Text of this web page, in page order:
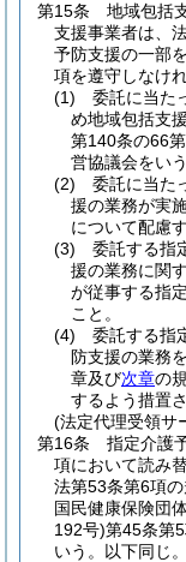
第15条
地域包括
支援事業者は、
予防支援の一部
項を遵守しなけ
(1)
委託に当た
め地域包括支
第140条の66
営協議会をい
(2)
委託に当た
援の業務が実
について配慮
(3)
委託する指
援の業務に関
が従事する指
こと。
(4)
委託する指
防支援の業務
章及び次章の
するよう措置
(法定代理受領サ
第16条
指定介護
項において読み
法第53条第6項
国民健康保険団
192号)第45条第
いう。以下同じ